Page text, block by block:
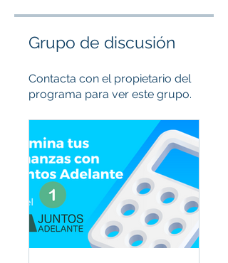
Grupo de discusión
Contacta con el propietario del
programa para ver este grupo.